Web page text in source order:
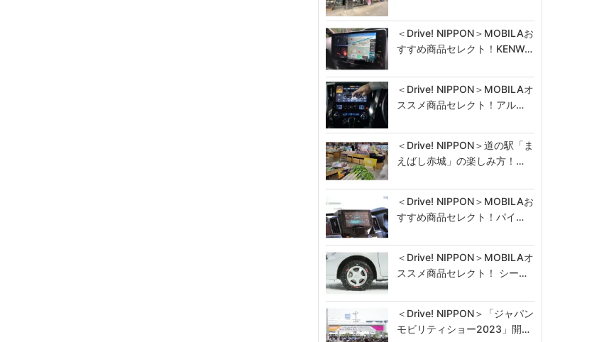
＜Drive! NIPPON＞MOBILAお
すすめ商品セレクト！KENW…
＜Drive! NIPPON＞MOBILAオ
ススメ商品セレクト！アル…
＜Drive! NIPPON＞道の駅「ま
えばし赤城」の楽しみ方！…
＜Drive! NIPPON＞MOBILAお
すすめ商品セレクト！パイ…
＜Drive! NIPPON＞MOBILAオ
ススメ商品セレクト！ シー…
＜Drive! NIPPON＞「ジャパン
モビリティショー2023」開…